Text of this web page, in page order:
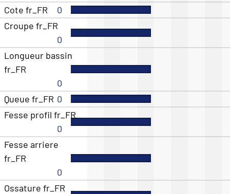
Cote fr_FR
0
Croupe fr_FR
0
Longueur bassin
fr_FR
0
Queue fr_FR 0
Fesse profil fr_FR
0
Fesse arriere
fr_FR
0
Ossature fr_FR